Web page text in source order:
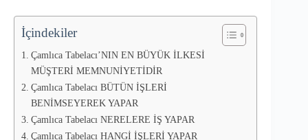
İçindekiler
Çamlıca Tabelacı’NIN EN BÜYÜK İLKESİ
MÜŞTERİ MEMNUNİYETİDİR
Çamlıca Tabelacı BÜTÜN İŞLERİ
BENİMSEYEREK YAPAR
Çamlıca Tabelacı NERELERE İŞ YAPAR
Çamlıca Tabelacı HANGİ İŞLERİ YAPAR